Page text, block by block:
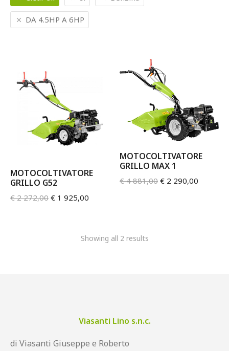
DA 4.5HP A 6HP
MOTOCOLTIVATORE
GRILLO G52
€2 272,00 € 1 925,00
MOTOCOLTIVATORE
GRILLO MAX 1
€4 881,00 € 2 290,00
Showing all 2 results
Viasanti Lino s.n.c.
di Viasanti Giuseppe e Roberto